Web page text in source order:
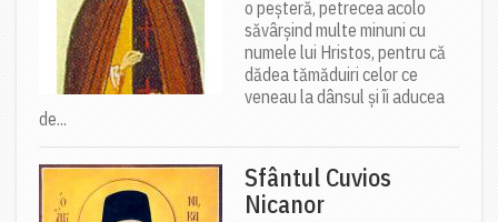
o peșteră, petrecea acolo
săvârșind multe minuni cu
numele lui Hristos, pentru că
dădea tămăduiri celor ce
veneau la dânsul și îi aducea
de...
Sfântul Cuvios
Nicanor